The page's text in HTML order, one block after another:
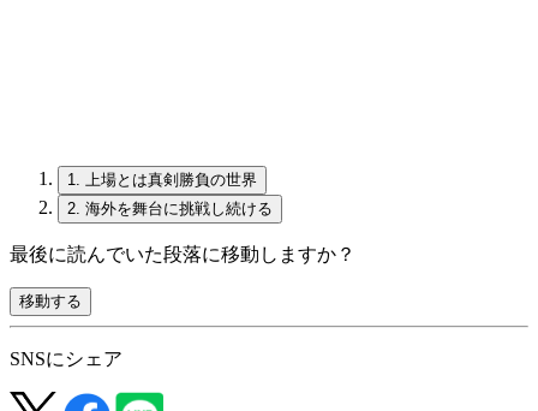
1.
上場とは真剣勝負の世界
2. 海外を舞台に挑戦し続ける
最後に読んでいた段落に移動しますか？
移動する
SNSにシェア